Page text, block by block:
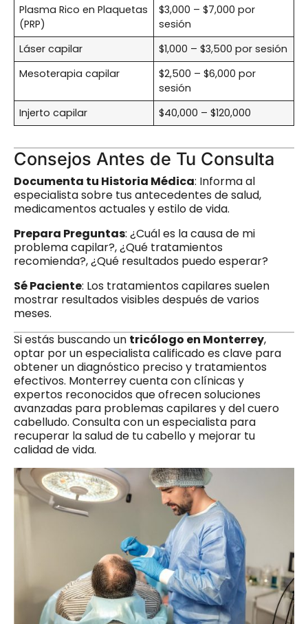
Plasma Rico en Plaquetas
(PRP)
$3,000 – $7,000 por
sesión
Láser capilar
$1,000 – $3,500 por sesión
Mesoterapia capilar
$2,500 – $6,000 por
sesión
Injerto capilar
$40,000 – $120,000
Consejos Antes de Tu Consulta
Documenta tu Historia Médica: Informa al
especialista sobre tus antecedentes de salud,
medicamentos actuales y estilo de vida.
Prepara Preguntas: ¿Cuál es la causa de mi
problema capilar?, ¿Qué tratamientos
recomienda?, ¿Qué resultados puedo esperar?
Sé Paciente: Los tratamientos capilares suelen
mostrar resultados visibles después de varios
meses.
Si estás buscando un tricólogo en Monterrey,
optar por un especialista calificado es clave para
obtener un diagnóstico preciso y tratamientos
efectivos. Monterrey cuenta con clínicas y
expertos reconocidos que ofrecen soluciones
avanzadas para problemas capilares y del cuero
cabelludo. Consulta con un especialista para
recuperar la salud de tu cabello y mejorar tu
calidad de vida.